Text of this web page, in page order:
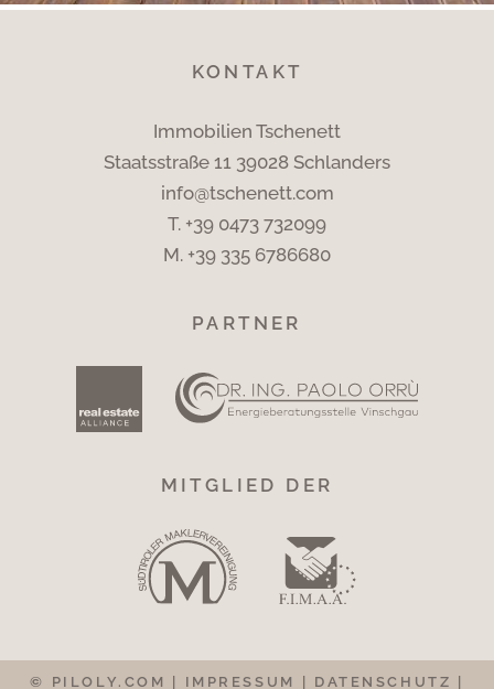
KONTAKT
Immobilien Tschenett
Staatsstraße 11 39028 Schlanders
info@tschenett.com
T. +39 0473 732099
M. +39 335 6786680
PARTNER
MITGLIED DER
© PILOLY.COM | IMPRESSUM | DATENSCHUTZ |